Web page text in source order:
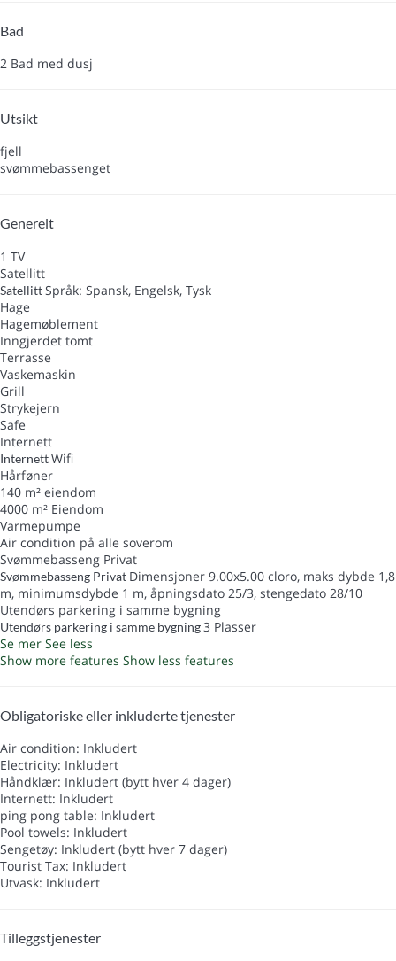
Bad
2 Bad med dusj
Utsikt
fjell
svømmebassenget
Generelt
1 TV
Satellitt
Satellitt Språk: Spansk, Engelsk, Tysk
Hage
Hagemøblement
Inngjerdet tomt
Terrasse
Vaskemaskin
Grill
Strykejern
Safe
Internett
InternettWifi
Hårføner
140 m² eiendom
4000 m² Eiendom
Varmepumpe
Air condition på alle soverom
Svømmebasseng Privat
Svømmebasseng Privat Dimensjoner 9.00x5.00 cloro, maks dybde 1,8
m, minimumsdybde 1 m, åpningsdato 25/3, stengedato 28/10
Utendørs parkering i samme bygning
Utendørs parkering i samme bygning3 Plasser
Se mer See less
Show more features Show less features
Obligatoriske eller inkluderte tjenester
Air condition: Inkludert
Electricity: Inkludert
Håndklær: Inkludert (bytt hver 4 dager)
Internett: Inkludert
ping pong table: Inkludert
Pool towels: Inkludert
Sengetøy: Inkludert (bytt hver 7 dager)
Tourist Tax: Inkludert
Utvask: Inkludert
Tilleggstjenester